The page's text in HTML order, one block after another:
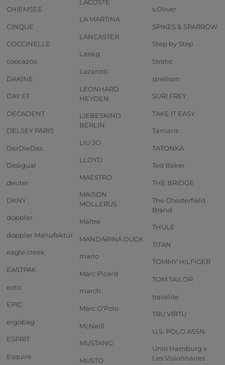
CHIEMSEE
CINQUE
COCCINELLE
coocazoo
DAKINE
DAY ET
DECADENT
DELSEY PARIS
DerDieDas
Desigual
deuter
DKNY
doppler
doppler Manufaktur
eagle creek
EASTPAK
eoto
EPIC
ergobag
ESPRIT
Esquire
LACOSTE
LA MARTINA
LANCASTER
Lässig
Lazarotti
LEONHARD
HEYDEN
LIEBESKIND
BERLIN
LIU JO
LLOYD
MAESTRO
MAISON
MOLLERUS
Maître
MANDARINA DUCK
mano
Marc Picard
march
Marc O'Polo
McNeill
MUSTANG
MUSTO
s.Oliver
SPIKES & SPARROW
Step by Step
Stratic
strellson
SURI FREY
TAKE IT EASY
Tamaris
TATONKA
Ted Baker
THE BRIDGE
The Chesterfield
Brand
THULE
TITAN
TOMMY HILFIGER
TOM TAILOR
travelite
TRU VIRTU
U.S. POLO ASSN.
Unio Hamburg x
Les Visionnaires